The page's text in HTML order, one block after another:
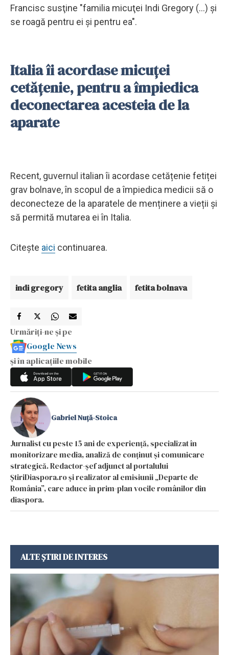
Francisc susţine "familia micuţei Indi Gregory (...) şi
se roagă pentru ei şi pentru ea".
Italia îi acordase micuței
cetățenie, pentru a împiedica
deconectarea acesteia de la
aparate
Recent, guvernul italian îi acordase cetățenie fetiței
grav bolnave, în scopul de a împiedica medicii să o
deconecteze de la aparatele de menținere a vieții și
să permită mutarea ei în Italia.
Citește aici continuarea.
indi gregory fetita anglia fetita bolnava
Urmăriți-ne și pe
Google News
și în aplicațiile mobile
Gabriel Nuță-Stoica
Jurnalist cu peste 15 ani de experiență, specializat în
monitorizare media, analiză de conținut și comunicare
strategică. Redactor-șef adjunct al portalului
ȘtiriDiaspora.ro și realizator al emisiunii „Departe de
România”, care aduce în prim-plan vocile românilor din
diaspora.
ALTE ȘTIRI DE INTERES